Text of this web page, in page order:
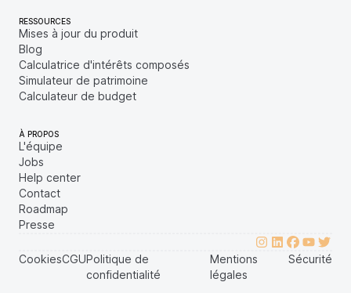
RESSOURCES
Mises à jour du produit
Blog
Calculatrice d'intérêts composés
Simulateur de patrimoine
Calculateur de budget
À PROPOS
L'équipe
Jobs
Help center
Contact
Roadmap
Presse
CookiesCGUPolitique de
confidentialité
Mentions
légales
Sécurité